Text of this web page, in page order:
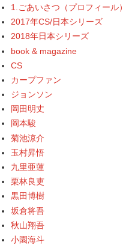
1.ごあいさつ（プロフィール）
2017年CS/日本シリーズ
2018年日本シリーズ
book & magazine
CS
カープファン
ジョンソン
岡田明丈
岡本駿
菊池涼介
玉村昇悟
九里亜蓮
栗林良吏
黒田博樹
坂倉将吾
秋山翔吾
小園海斗